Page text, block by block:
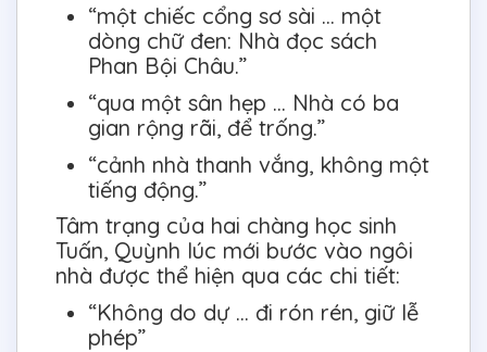
“một chiếc cổng sơ sài … một
dòng chữ đen: Nhà đọc sách
Phan Bội Châu.”
“qua một sân hẹp … Nhà có ba
gian rộng rãi, để trống.”
“cảnh nhà thanh vắng, không một
tiếng động.”
Tâm trạng của hai chàng học sinh
Tuấn, Quỳnh lúc mới bước vào ngôi
nhà được thể hiện qua các chi tiết:
“Không do dự … đi rón rén, giữ lễ
phép”